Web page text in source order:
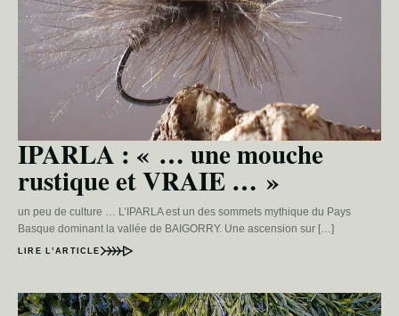
IPARLA : « … une mouche
rustique et VRAIE … »
un peu de culture … L’IPARLA est un des sommets mythique du Pays
Basque dominant la vallée de BAIGORRY. Une ascension sur […]
LIRE L’ARTICLE